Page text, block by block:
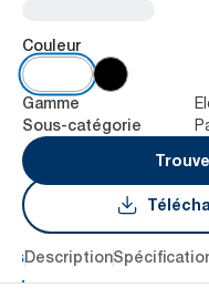
Couleur
Gamme
Sous-catégorie
Description